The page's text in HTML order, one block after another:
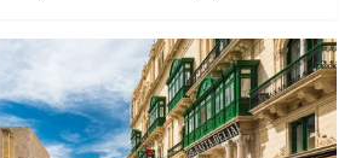
określiły jako “najlepszy w
nie tylko rzeszy turystów,
zdecydowała się tu powrócić,
na arenie międzynarodowej.
otrzymało bowiem tytuł